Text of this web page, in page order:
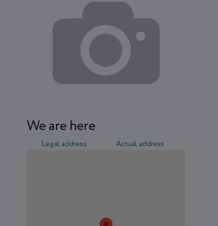
We are here
Legal address Actual address